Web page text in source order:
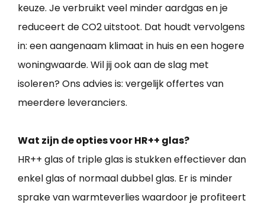
keuze. Je verbruikt veel minder aardgas en je
reduceert de CO2 uitstoot. Dat houdt vervolgens
in: een aangenaam klimaat in huis en een hogere
woningwaarde. Wil jij ook aan de slag met
isoleren? Ons advies is: vergelijk offertes van
meerdere leveranciers.
Wat zijn de opties voor HR++ glas?
HR++ glas of triple glas is stukken effectiever dan
enkel glas of normaal dubbel glas. Er is minder
sprake van warmteverlies waardoor je profiteert